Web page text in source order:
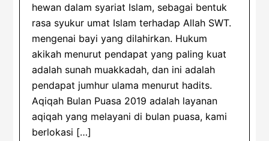
hewan dalam syariat Islam, sebagai bentuk
rasa syukur umat Islam terhadap Allah SWT.
mengenai bayi yang dilahirkan. Hukum
akikah menurut pendapat yang paling kuat
adalah sunah muakkadah, dan ini adalah
pendapat jumhur ulama menurut hadits.
Aqiqah Bulan Puasa 2019 adalah layanan
aqiqah yang melayani di bulan puasa, kami
berlokasi […]